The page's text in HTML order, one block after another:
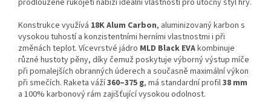
Konstrukce využívá 18K Alum Carbon, aluminizovaný karbon s
vysokou tuhostí a konzistentními herními vlastnostmi i při
změnách teplot. Vícevrstvé jádro MLD Black EVAkombinuje
různé hustoty pěny, díky čemuž poskytuje výborný výstup míče
při pomalejších obranných úderech a současně maximální výkon
při smečích. Raketa váží360–375 g, má standardní profil38 mm
a 100% karbonový rám zajišťující vysokou odolnost.